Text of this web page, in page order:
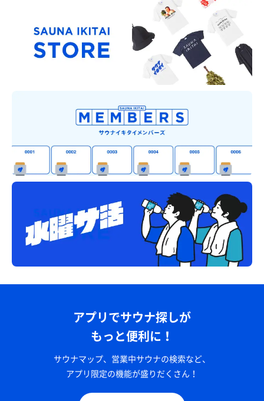
アプリでサウナ探しが
もっと便利に！
サウナマップ、営業中サウナの検索など、
アプリ限定の機能が盛りだくさん！